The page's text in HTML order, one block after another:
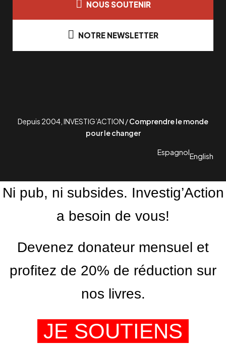
NOUS SOUTENIR
NOTRE NEWSLETTER
Depuis 2004, INVESTIG’ACTION /Comprendre le monde
pour le changer
EspagnolEnglish
Ni pub, ni subsides. Investig’Action
a besoin de vous!
Devenez donateur mensuel et
profitez de 20% de réduction sur
nos livres.
JE SOUTIENS